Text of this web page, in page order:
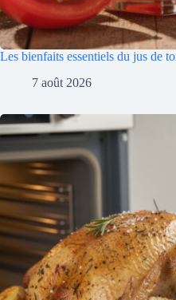
Les bienfaits essentiels du jus de
7 août 2026